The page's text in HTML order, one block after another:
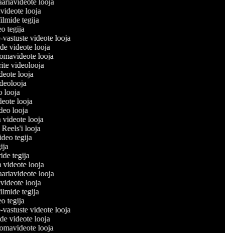
looja
looja
tegija
tegija
vastuste videote looja
videote looja
looja
videolooja
looja
looja
looja
looja
videote looja
Reels'i looja
tegija
tegija
videote looja
looja
looja
tegija
tegija
vastuste videote looja
videote looja
looja